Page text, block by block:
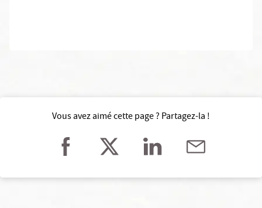
Vous avez aimé cette page ? Partagez-la !